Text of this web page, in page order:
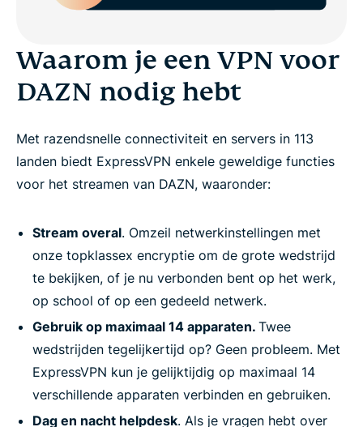
Waarom je een VPN voor
DAZN nodig hebt
Met razendsnelle connectiviteit en servers in 113
landen biedt ExpressVPN enkele geweldige functies
voor het streamen van DAZN, waaronder:
Stream overal. Omzeil netwerkinstellingen met
onze topklassex encryptie om de grote wedstrijd
te bekijken, of je nu verbonden bent op het werk,
op school of op een gedeeld netwerk.
Gebruik op maximaal 14 apparaten. Twee
wedstrijden tegelijkertijd op? Geen probleem. Met
ExpressVPN kun je gelijktijdig op maximaal 14
verschillende apparaten verbinden en gebruiken.
Dag en nacht helpdesk. Als je vragen hebt over